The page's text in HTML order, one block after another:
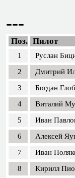
---
Поз. Пилот
1 Руслан
2
Дмитрий
3
Богдан
4
Виталий
5
Иван
6
Алексей
7
Иван
8
Кирилл